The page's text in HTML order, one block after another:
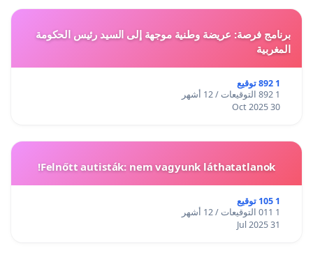
برنامج فرصة: عريضة وطنية موجهة إلى السيد رئيس الحكومة
المغربية
1 892 توقيع
1 892 التوقيعات / 12 أشهر
30 Oct 2025
Felnőtt autisták: nem vagyunk láthatatlanok!
1 105 توقيع
1 011 التوقيعات / 12 أشهر
31 Jul 2025